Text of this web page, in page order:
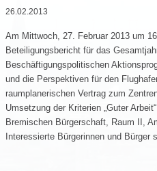
26.02.2013
Am Mittwoch, 27. Februar 2013 um
Beteiligungsbericht für das
Beschäftigungspolitischen
und die Perspektiven für den
raumplanerischen Vertrag zum
Umsetzung der Kriterien „Guter
Bremischen Bürgerschaft, Raum II,
Interessierte Bürgerinnen und